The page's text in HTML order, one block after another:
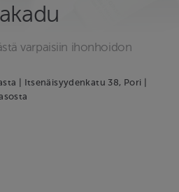
varpaisiin ihonhoidon
| Itsenäisyydenkatu 38, Pori |